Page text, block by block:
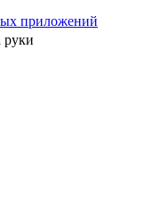
приложений
руки